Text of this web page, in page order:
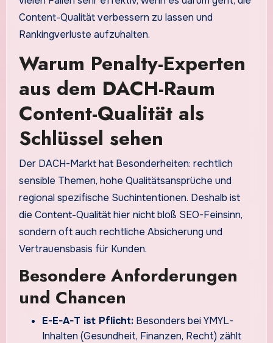
Content-Qualität verbessern zu lassen und
Rankingverluste aufzuhalten.
Warum Penalty-Experten
aus dem DACH-Raum
Content-Qualität als
Schlüssel sehen
Der DACH-Markt hat Besonderheiten: rechtlich
sensible Themen, hohe Qualitätsansprüche und
regional spezifische Suchintentionen. Deshalb ist
die Content-Qualität hier nicht bloß SEO-Feinsinn,
sondern oft auch rechtliche Absicherung und
Vertrauensbasis für Kunden.
Besondere Anforderungen
und Chancen
E-E-A-T ist Pflicht:Besonders bei YMYL-
Inhalten (Gesundheit, Finanzen, Recht) zählt